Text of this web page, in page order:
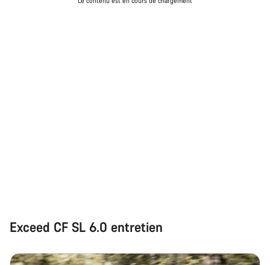
Exceed CF SL 6.0 entretien